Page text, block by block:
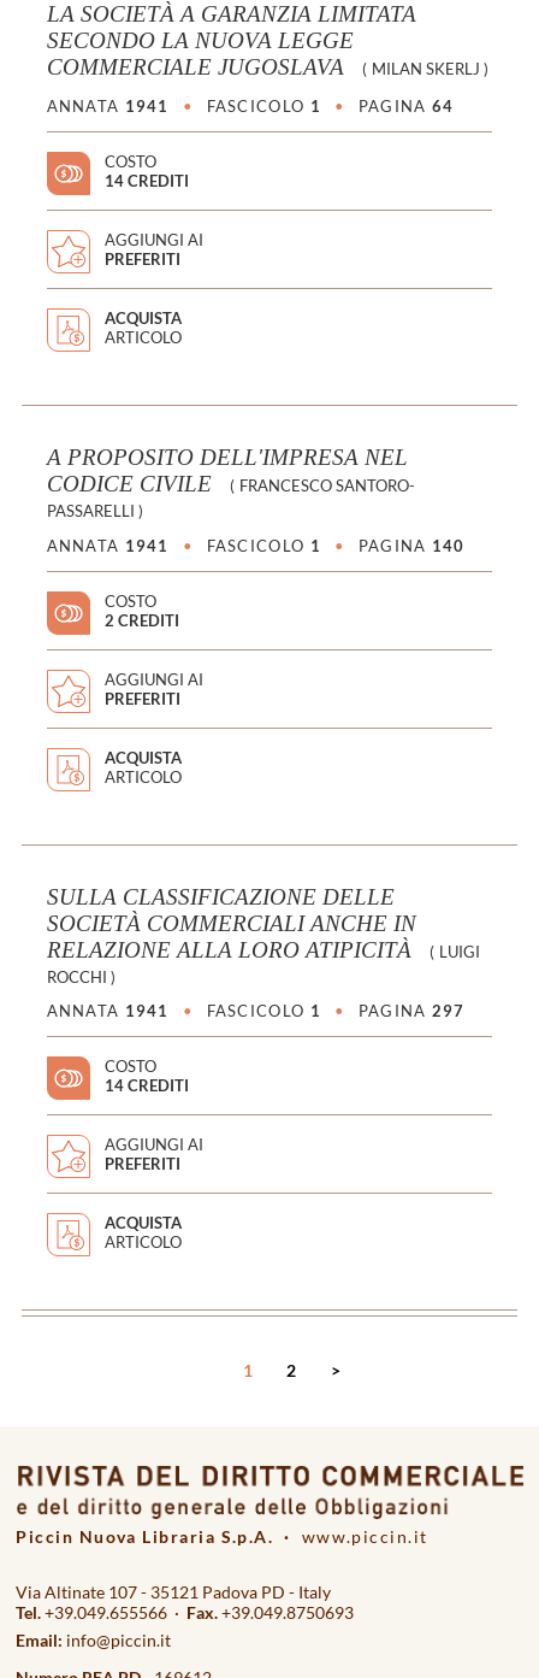
LA SOCIETÀ A GARANZIA LIMITATA
SECONDO LA NUOVA LEGGE
COMMERCIALE JUGOSLAVA
( MILAN SKERLJ )
ANNATA 1941 • FASCICOLO 1 • PAGINA 64
COSTO
14 CREDITI
AGGIUNGI AI
PREFERITI
ACQUISTA
ARTICOLO
A PROPOSITO DELL'IMPRESA NEL
CODICE CIVILE
( FRANCESCO SANTORO-
PASSARELLI )
ANNATA 1941 • FASCICOLO 1 • PAGINA 140
COSTO
2 CREDITI
AGGIUNGI AI
PREFERITI
ACQUISTA
ARTICOLO
SULLA CLASSIFICAZIONE DELLE
SOCIETÀ COMMERCIALI ANCHE IN
RELAZIONE ALLA LORO ATIPICITÀ
( LUIGI
ROCCHI )
ANNATA 1941 • FASCICOLO 1 • PAGINA 297
COSTO
14 CREDITI
AGGIUNGI AI
PREFERITI
ACQUISTA
ARTICOLO
1 2 >
Piccin Nuova Libraria S.p.A. · www.piccin.it
Via Altinate 107 - 35121 Padova PD - Italy
Tel.+39.049.655566 · Fax.+39.049.8750693
Email: info@piccin.it